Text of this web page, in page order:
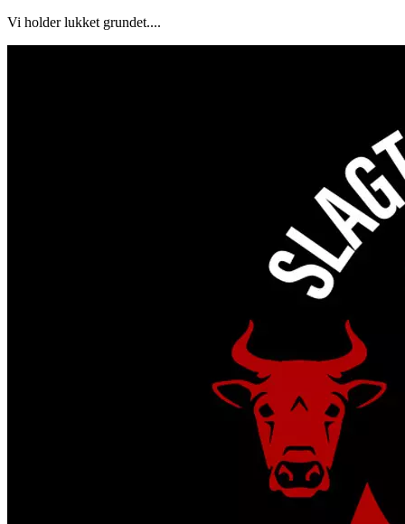
Vi holder lukket grundet....